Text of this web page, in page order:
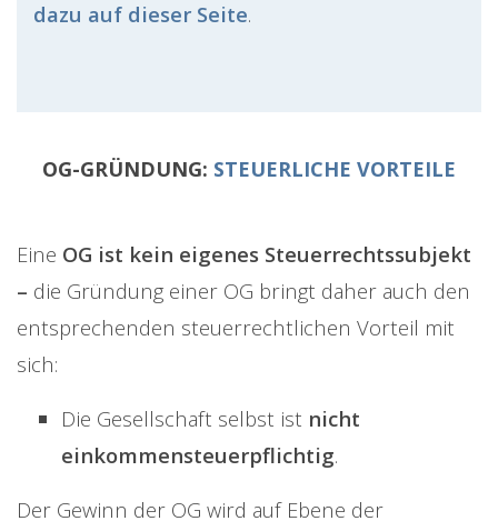
dazu auf dieser Seite.
OG-GRÜNDUNG: STEUERLICHE VORTEILE
Eine OG ist kein eigenes Steuerrechtssubjekt
– die Gründung einer OG bringt daher auch den
entsprechenden steuerrechtlichen Vorteil mit
sich:
Die Gesellschaft selbst ist nicht
einkommensteuerpflichtig.
Der Gewinn der OG wird auf Ebene der